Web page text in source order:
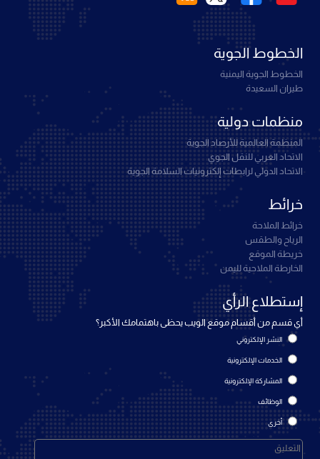
الخطوط الجوية
الخطوط الجوية اليمنية
طيران السعيدة
منظمات دولية
المنظمة العالمية للأرصاد الجوية
الاتحاد العربي للنقل الجوي
الاتحاد الدولي لرابطات إلكترونيات السلامة الجوية
خرائط
خرائط الملاحة
الرياح والطقس
خريطة الموقع
الخارطة الملاحية لليمن
إستطلاع الرأي
أي قسم من أقسام موقع الويب يحظى باهتمامك الأكبر؟
النشر الإلكتروني
الخدمات الإلكترونية
المشاركة الإلكترونية
الوظائف
أخرى